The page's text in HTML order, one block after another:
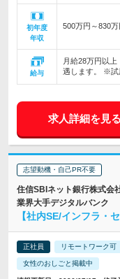
初年度
年収
500万円～830万
給与
月給28万円以
遇します。 ※試
求人詳細を見る
志望動機・自己PR不要
住信SBIネット銀行株式会
業界大手デジタルバンク
【社内SE/インフラ・
正社員 リモートワーク可
女性のおしごと掲載中